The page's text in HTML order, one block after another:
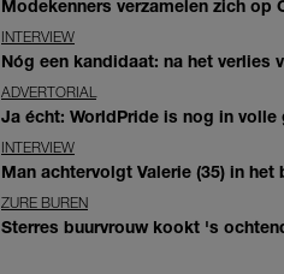
Modekenners verzamelen zich op
INTERVIEW
Nóg een kandidaat: na het verlies
ADVERTORIAL
Ja écht: WorldPride is nog in
INTERVIEW
Man achtervolgt Valerie (35) in
ZURE BUREN
Sterres buurvrouw kookt 's